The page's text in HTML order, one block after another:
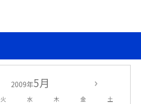
2009年5月
火 水 木 金 土